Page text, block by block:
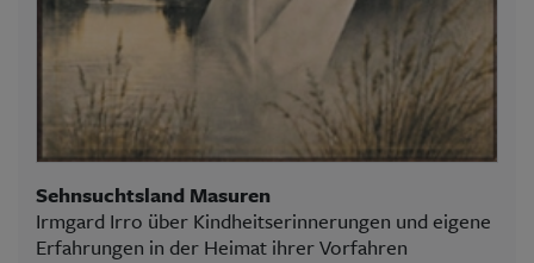
Sehnsuchtsland Masuren
Irmgard Irro über Kindheitserinnerungen und eigene
Erfahrungen in der Heimat ihrer Vorfahren